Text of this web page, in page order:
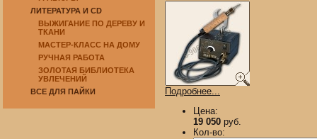
ЛИТЕРАТУРА И CD
ВЫЖИГАНИЕ ПО ДЕРЕВУ И
ТКАНИ
МАСТЕР-КЛАСС НА ДОМУ
РУЧНАЯ РАБОТА
ЗОЛОТАЯ БИБЛИОТЕКА
УВЛЕЧЕНИЙ
ВСЕ ДЛЯ ПАЙКИ
Подробнее...
Цена:
19 050 руб.
Кол-во: